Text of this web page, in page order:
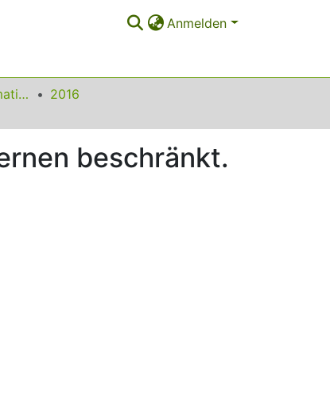
Anmelden
Beiträge zum Mathematikunterricht
2016
beschränkt.